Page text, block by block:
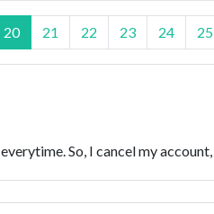
20 21 22 23 24 25
So, I cancel my